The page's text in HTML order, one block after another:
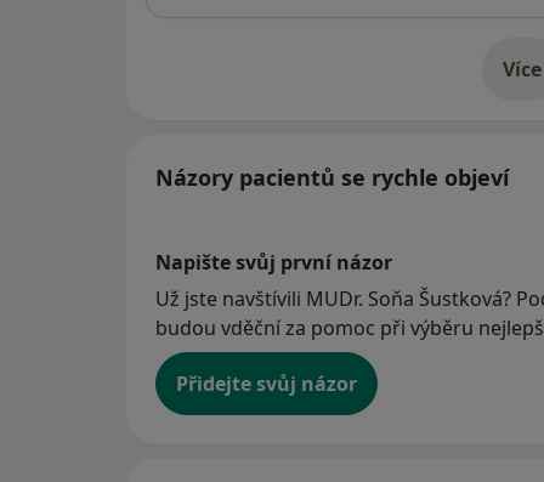
Více
o
Názory pacientů se rychle objeví
Napište svůj první názor
Už jste navštívili MUDr. Soňa Šustková?
budou vděční za pomoc při výběru
Přidejte svůj názor